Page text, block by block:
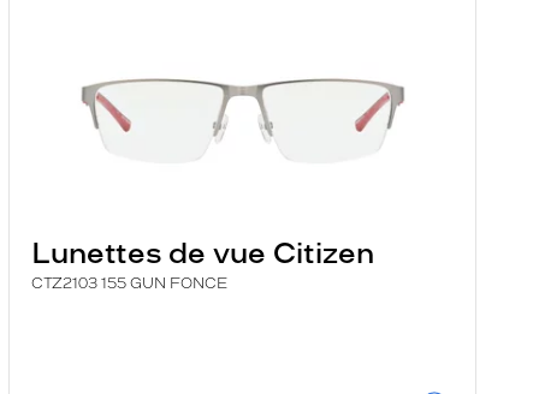
Lunettes de vue Citizen
CTZ2103 155 GUN FONCE